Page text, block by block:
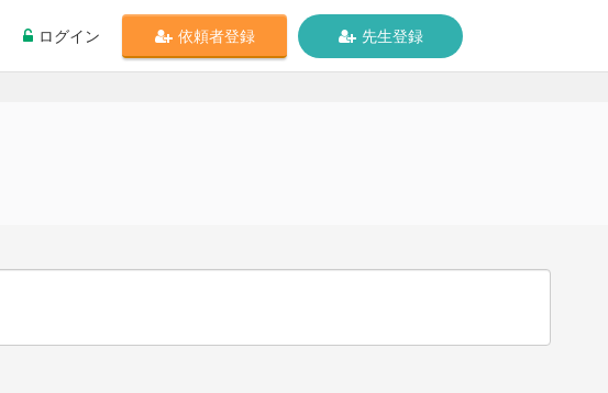
ログイン 依頼者登録 先生登録